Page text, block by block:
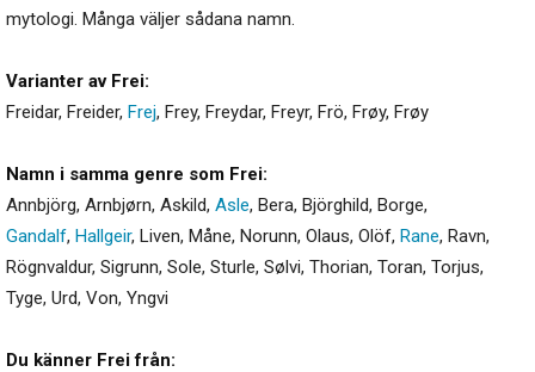
mytologi. Många väljer sådana namn.
Varianter av Frei:
Freidar, Freider, Frej, Frey, Freydar, Freyr, Frö, Frøy, Frøy
Namn i samma genre som Frei:
Annbjörg, Arnbjørn, Askild, Asle, Bera, Björghild, Borge,
Gandalf, Hallgeir, Liven, Måne, Norunn, Olaus, Olöf, Rane, Ravn,
Rögnvaldur, Sigrunn, Sole, Sturle, Sølvi, Thorian, Toran, Torjus,
Tyge, Urd, Von, Yngvi
Du känner Frei från: